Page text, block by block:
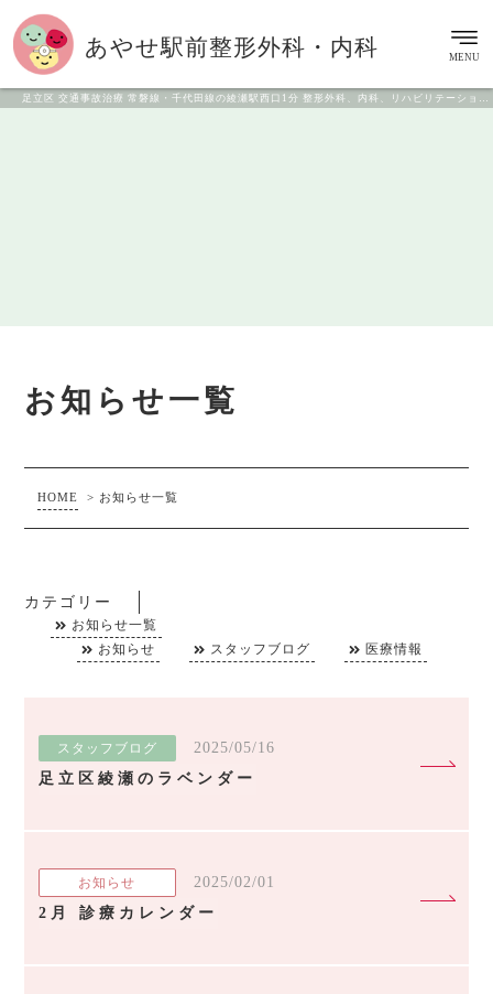
足立区 交通事故治療 常磐線・千代田線の綾瀬駅西口1分 整形外科、内科、リハビリテーション科
あやせ駅前整形外科・内科 MENU
お知らせ一覧
HOME > お知らせ一覧
カテゴリー
お知らせ一覧
お知らせ
スタッフブログ 医療情報
スタッフブログ
2025/05/16
足立区綾瀬のラベンダー
お知らせ
2025/02/01
2月 診療カレンダー